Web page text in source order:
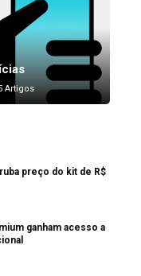
Artigos
preço do kit de R$
ganham acesso a